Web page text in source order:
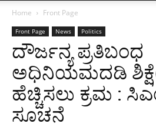
Home Front Page
Front Page News Politics
ದೌರ್ಜನ್ಯ ಪ್ರತಿಬಂಧ
ಅಧಿನಿಯಮದಡಿ
ಹೆಚ್ಚಿಸಲು ಕ್ರಮ :
ಸೂಚನೆ